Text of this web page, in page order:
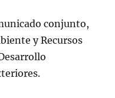
conjunto,
y Recursos